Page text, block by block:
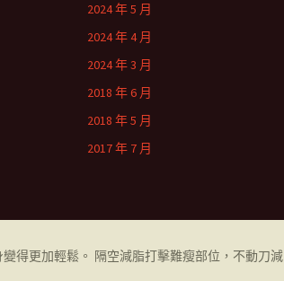
2024 年 5 月
2024 年 4 月
2024 年 3 月
2018 年 6 月
2018 年 5 月
2017 年 7 月
得更加輕鬆。 隔空減脂打擊難瘦部位，不動刀減